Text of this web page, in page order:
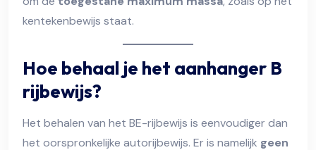
kentekenbewijs staat.
Hoe behaal je het aanhanger B
rijbewijs?
Het behalen van het BE-rijbewijs is eenvoudiger dan
het oorspronkelijke autorijbewijs. Er is namelijk geen